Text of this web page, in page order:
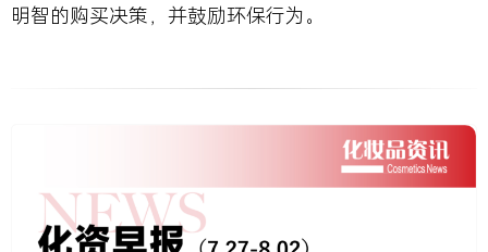
明智的购买决策，并鼓励环保行为。